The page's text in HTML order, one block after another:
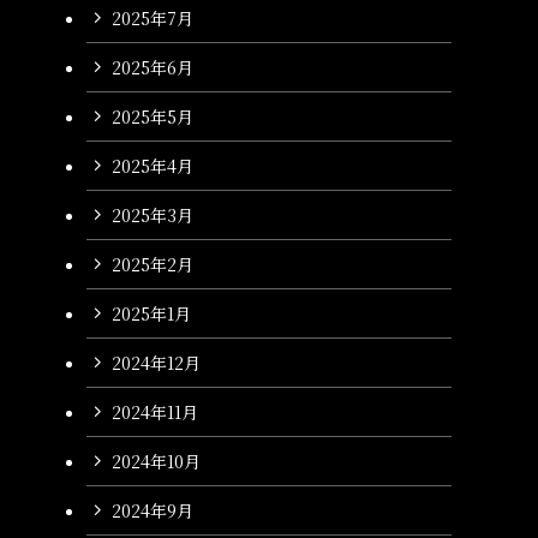
2025年7月
2025年6月
2025年5月
2025年4月
2025年3月
2025年2月
2025年1月
2024年12月
2024年11月
2024年10月
2024年9月